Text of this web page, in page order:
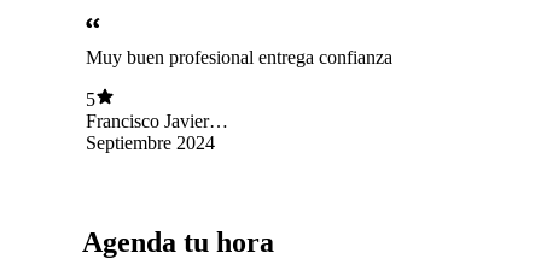
Muy buen profesional entrega confianza
5
Francisco Javier
Hidalgo Ortiz
Septiembre 2024
Agenda tu hora